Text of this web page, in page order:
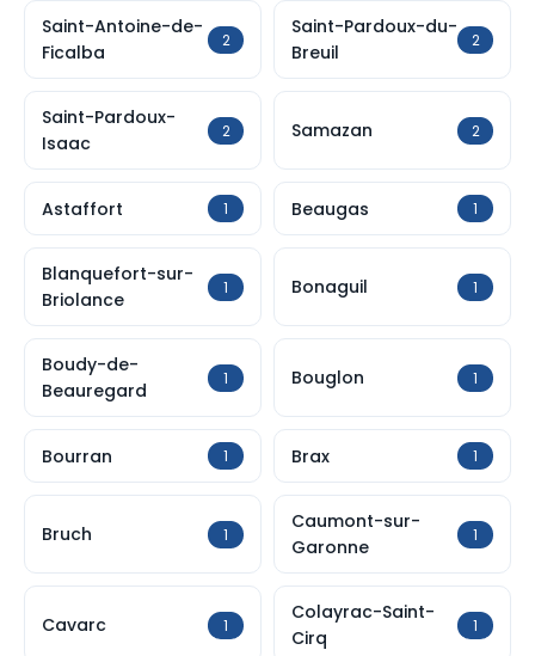
Saint-Antoine-de-
Ficalba
2
Saint-Pardoux-du-
Breuil
2
Saint-Pardoux-
Isaac
2 Samazan 2
Astaffort 1 Beaugas 1
Blanquefort-sur-
Briolance
1 Bonaguil 1
Boudy-de-
Beauregard
1 Bouglon 1
Bourran 1 Brax 1
Bruch 1
Caumont-sur-
Garonne
1
Cavarc 1
Colayrac-Saint-
Cirq
1